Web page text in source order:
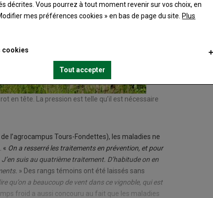
en tête. La pression est telle qu’il est nécessaire
l’agrocampus Tours-Fondettes), les maladies ne
« On a resserré les traitements en prévention, et pour
J’en suis au quatrième traitement. D’habitude on en
» Des rangs témoins ont été laissés sans
qu’on a beaucoup de vent dans ce vignoble, qui est
froid a aussi concouru au fait que les maladies
décrites. Vous pourrez à tout moment revenir sur vos choix, en
mes préférences cookies » en bas de page du site. Plus
cookies
Tout accepter